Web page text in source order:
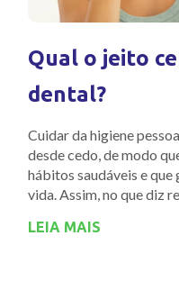
Qual o jeito
dental?
Cuidar da higiene
desde cedo, de modo
hábitos saudáveis e
vida. Assim, no que diz
LEIA MAIS